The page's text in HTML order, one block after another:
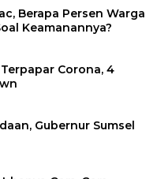
Berapa Persen Warga
Keamanannya?
Corona, 4
Gubernur Sumsel